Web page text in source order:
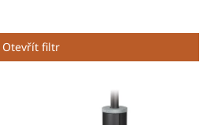
Otevřít filtr